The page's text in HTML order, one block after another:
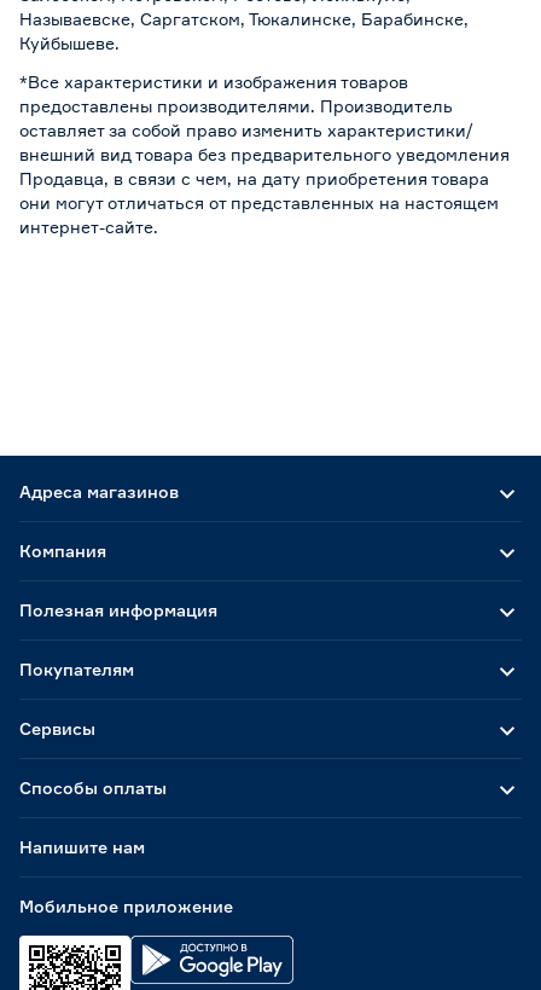
Называевске, Саргатском, Тюкалинске, Барабинске,
Куйбышеве.
*Все характеристики и изображения товаров
предоставлены производителями. Производитель
оставляет за собой право изменить характеристики/
внешний вид товара без предварительного уведомления
Продавца, в связи с чем, на дату приобретения товара
они могут отличаться от представленных на настоящем
интернет-сайте.
Адреса магазинов
Способы оплаты
Мобильное приложение
Компания
Полезная информация
Покупателям
Сервисы
Напишите нам